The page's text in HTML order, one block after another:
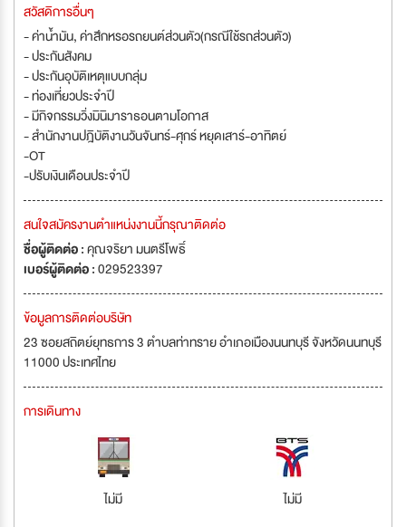
สวัสดิการอื่นๆ
- ค่าน้ำมัน, ค่าสึกหรอรถยนต์ส่วนตัว(กรณีใช้รถส่วนตัว)
- ประกันสังคม
- ประกันอุบัติเหตุแบบกลุ่ม
- ท่องเที่ยวประจำปี
- มีกิจกรรมวิ่งมินิมาราธอนตามโอกาส
- สำนักงานปฎิบัติงานวันจันทร์-ศุกร์ หยุดเสาร์-อาทิตย์
-OT
-ปรับเงินเดือนประจำปี
สนใจสมัครงานตำแหน่งงานนี้กรุณาติดต่อ
ชื่อผู้ติดต่อ :คุณจริยา มนตรีโพธิ์
เบอร์ผู้ติดต่อ :029523397
ข้อมูลการติดต่อบริษัท
23 ซอยสถิตย์ยุทธการ 3 ตำบลท่าทราย อำเภอเมืองนนทบุรี จังหวัดนนทบุรี
11000 ประเทศไทย
การเดินทาง
ไม่มี ไม่มี